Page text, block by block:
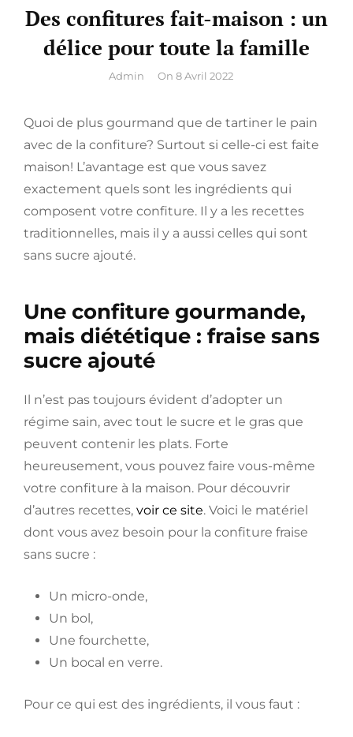
Des confitures fait-maison : un
délice pour toute la famille
By
Admin On 8 Avril 2022
Quoi de plus gourmand que de tartiner le pain
avec de la confiture? Surtout si celle-ci est faite
maison! L’avantage est que vous savez
exactement quels sont les ingrédients qui
composent votre confiture. Il y a les recettes
traditionnelles, mais il y a aussi celles qui sont
sans sucre ajouté.
Une confiture gourmande,
mais diététique : fraise sans
sucre ajouté
Il n’est pas toujours évident d’adopter un
régime sain, avec tout le sucre et le gras que
peuvent contenir les plats. Forte
heureusement, vous pouvez faire vous-même
votre confiture à la maison. Pour découvrir
d’autres recettes, voir ce site. Voici le matériel
dont vous avez besoin pour la confiture fraise
sans sucre :
Un micro-onde,
Un bol,
Une fourchette,
Un bocal en verre.
Pour ce qui est des ingrédients, il vous faut :